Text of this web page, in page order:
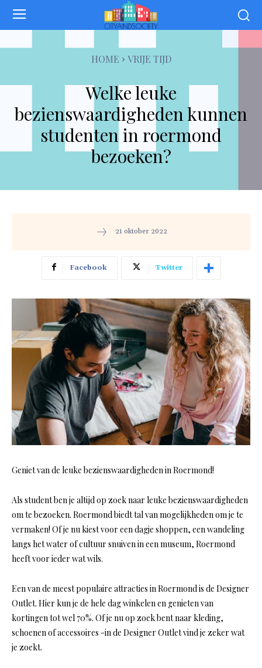
HOME VRIJE TIJD
Welke leuke
bezienswaardigheden kunnen
studenten in roermond
bezoeken?
21 oktober 2022
Facebook Twitter
Geniet van de leuke bezienswaardigheden in Roermond!
Als student ben je altijd op zoek naar leuke bezienswaardigheden
om te bezoeken. Roermond biedt tal van mogelijkheden om je te
vermaken! Of je nu kiest voor een dagje shoppen, een wandeling
langs het water of cultuur snuiven in een museum, Roermond
heeft voor ieder wat wils.
Een van de meest populaire attracties in Roermond is de Designer
Outlet. Hier kun je de hele dag winkelen en genieten van
kortingen tot wel 70%. Of je nu op zoek bent naar kleding,
schoenen of accessoires -in de Designer Outlet vind je zeker wat
je zoekt.